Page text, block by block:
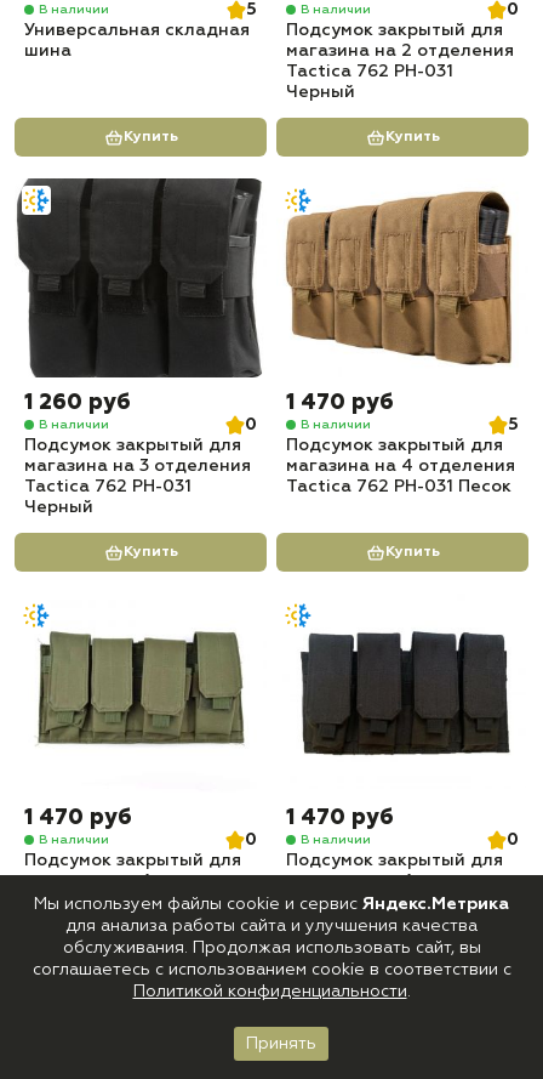
В наличии
5
Универсальная складная
шина
Купить
В наличии
0
Подсумок закрытый для
магазина на 2 отделения
Tactica 762 PH-031
Черный
Купить
1 260 руб
В наличии
0
Подсумок закрытый для
магазина на 3 отделения
Tactica 762 PH-031
Черный
Купить
1 470 руб
В наличии
5
Подсумок закрытый для
магазина на 4 отделения
Tactica 762 PH-031 Песок
Купить
1 470 руб
В наличии
0
Подсумок закрытый для
Tactica 762 PH-031 Олива
Купить
1 470 руб
В наличии
0
Подсумок закрытый для
Tactica 762 PH-031
Черный
Купить
Корзина
Мы используем файлы cookie и сервис Яндекс.Метрика
для анализа работы сайта и улучшения качества
обслуживания. Продолжая использовать сайт, вы
соглашаетесь с использованием cookie в соответствии с
Политикой конфиденциальности.
Принять